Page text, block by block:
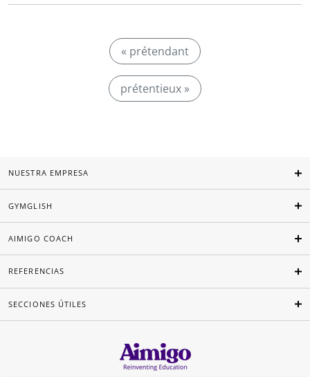
« prétendant
prétentieux »
NUESTRA EMPRESA
GYMGLISH
AIMIGO COACH
REFERENCIAS
SECCIONES ÚTILES